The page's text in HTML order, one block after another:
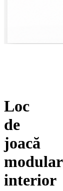
Loc
de
joacă
modular
interior